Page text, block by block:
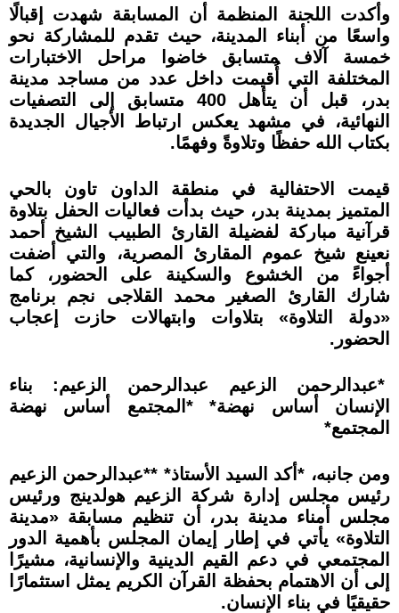
وأكدت اللجنة المنظمة أن المسابقة شهدت إقبالًا
واسعًا من أبناء المدينة، حيث تقدم للمشاركة نحو
خمسة آلاف متسابق خاضوا مراحل الاختبارات
المختلفة التي أُقيمت داخل عدد من مساجد مدينة
بدر، قبل أن يتأهل 400 متسابق إلى التصفيات
النهائية، في مشهد يعكس ارتباط الأجيال الجديدة
بكتاب الله حفظًا وتلاوةً وفهمًا.
قيمت الاحتفالية في منطقة الداون تاون بالحي
المتميز بمدينة بدر، حيث بدأت فعاليات الحفل بتلاوة
قرآنية مباركة لفضيلة القارئ الطبيب الشيخ أحمد
نعينع شيخ عموم المقارئ المصرية، والتي أضفت
أجواءً من الخشوع والسكينة على الحضور، كما
شارك القارئ الصغير محمد القلاجى نجم برنامج
«دولة التلاوة» بتلاوات وابتهالات حازت إعجاب
الحضور.
*عبدالرحمن الزعيم عبدالرحمن الزعيم: بناء
الإنسان أساس نهضة* *المجتمع أساس نهضة
المجتمع*
ومن جانبه، *أكد السيد الأستاذ* **عبدالرحمن الزعيم
رئيس مجلس إدارة شركة الزعيم هولدينج ورئيس
مجلس أمناء مدينة بدر، أن تنظيم مسابقة «مدينة
التلاوة» يأتي في إطار إيمان المجلس بأهمية الدور
المجتمعي في دعم القيم الدينية والإنسانية، مشيرًا
إلى أن الاهتمام بحفظة القرآن الكريم يمثل استثمارًا
حقيقيًا في بناء الإنسان.